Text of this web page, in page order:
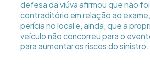
defesa da viúva afirmou que não
contraditório em relação ao
perícia no local e, ainda, que a
veículo não concorreu para o
para aumentar os riscos do sinistro.